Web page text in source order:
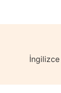
İngilizce